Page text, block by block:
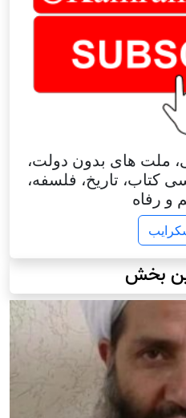
ملت های بدون دولت،
کتاب، تاریخ، فلسفه،
و رفاه
بخش